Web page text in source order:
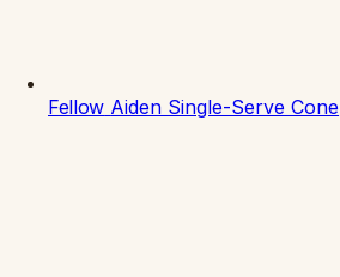
Fellow Aiden Single-Serve Cone